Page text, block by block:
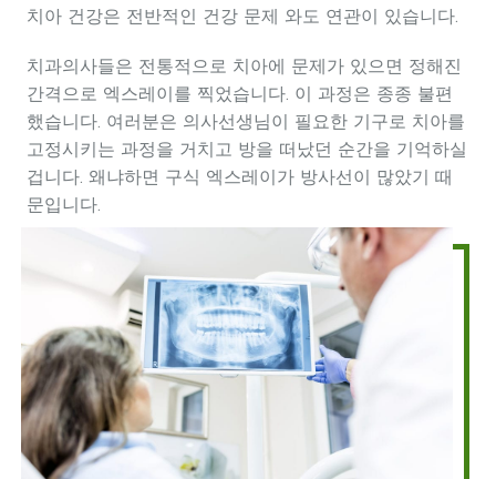
치아 건강은 전반적인 건강 문제 와도 연관이 있습니다.
치과의사들은 전통적으로 치아에 문제가 있으면 정해진
간격으로 엑스레이를 찍었습니다. 이 과정은 종종 불편
했습니다. 여러분은 의사선생님이 필요한 기구로 치아를
고정시키는 과정을 거치고 방을 떠났던 순간을 기억하실
겁니다. 왜냐하면 구식 엑스레이가 방사선이 많았기 때
문입니다.